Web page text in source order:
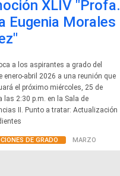
XLIV "Profa.
Eugenia Morales
a los aspirantes a grado del
enero-abril 2026 a una reunión que
el próximo miércoles, 25 de
las 2:30 p.m. en la Sala de
II. Punto a tratar: Actualización
DE GRADO MARZO